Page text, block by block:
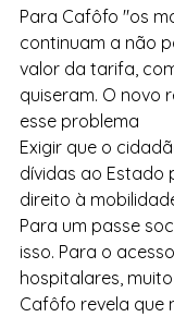
Para Cafôfo "os
continuam a não
valor da tarifa,
quiseram. O novo
esse problema
Exigir que o
dívidas ao Estado
direito à
Para um passe
isso. Para o
hospitalares,
Cafôfo revela que